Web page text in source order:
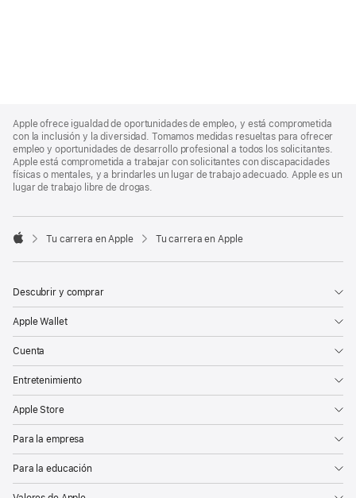
Footer
Apple ofrece igualdad de oportunidades de empleo, y está comprometida
con la inclusión y la diversidad. Tomamos medidas resueltas para ofrecer
empleo y oportunidades de desarrollo profesional a todos los solicitantes.
Apple está comprometida a trabajar con solicitantes con discapacidades
físicas o mentales, y a brindarles un lugar de trabajo adecuado. Apple es un
lugar de trabajo libre de drogas.

Tu carrera en Apple Tu carrera en Apple
Descubrir y comprar
Apple Wallet
Cuenta
Entretenimiento
Apple Store
Para la empresa
Para la educación